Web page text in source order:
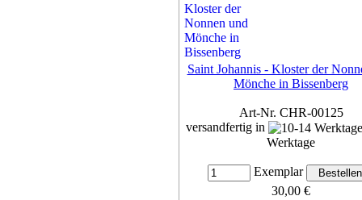
Saint Johannis - Kloster der
Mönche in Bissenberg
Art-Nr. CHR-00125
versandfertig in
Werktage
Exemplar
30,00 €